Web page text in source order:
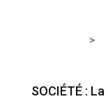
>
SOCIÉTÉ :